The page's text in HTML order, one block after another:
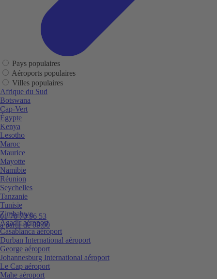
01 70 70 96 53
à partir de 09:00
Pays populaires
Aéroports populaires
Villes populaires
Afrique du Sud
Botswana
Cap-Vert
Égypte
Kenya
Lesotho
Maroc
Maurice
Mayotte
Namibie
Réunion
Seychelles
Tanzanie
Tunisie
Zimbabwe
Agadir aéroport
Casablanca aéroport
Durban International aéroport
George aéroport
Johannesburg International aéroport
Le Cap aéroport
Mahe aéroport